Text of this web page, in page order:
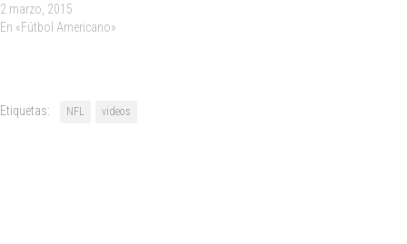
2 marzo, 2015
En «Fútbol Americano»
Etiquetas: NFL videos